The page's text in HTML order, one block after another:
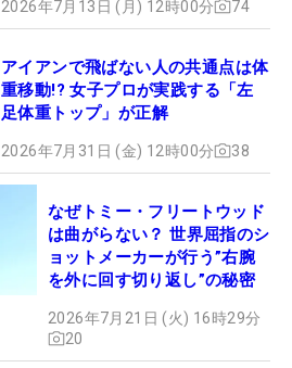
2026年7月13日 (月) 12時00分 74
アイアンで飛ばない人の共通点は体
重移動!? 女子プロが実践する「左
足体重トップ」が正解
2026年7月31日 (金) 12時00分 38
なぜトミー・フリートウッド
は曲がらない？ 世界屈指のシ
ョットメーカーが行う”右腕
を外に回す切り返し”の秘密
2026年7月21日 (火) 16時29分
20